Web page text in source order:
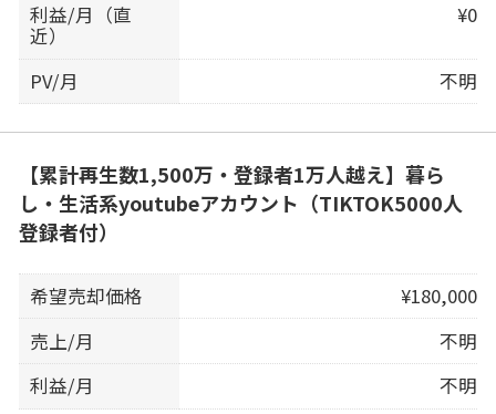
利益/月（直
近）
¥0
PV/月 不明
【累計再生数1,500万・登録者1万人越え】暮ら
し・生活系youtubeアカウント（TIKTOK5000人
登録者付）
希望売却価格
¥180,000
売上/月
不明
利益/月
不明